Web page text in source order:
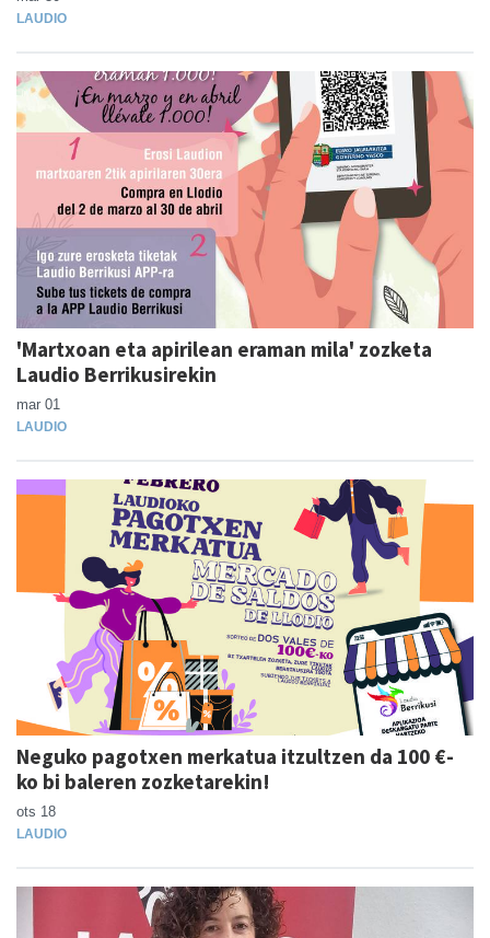
LAUDIO
'Martxoan eta apirilean eraman mila' zozketa
Laudio Berrikusirekin
mar 01
LAUDIO
Neguko pagotxen merkatua itzultzen da 100 €-
ko bi baleren zozketarekin!
ots 18
LAUDIO